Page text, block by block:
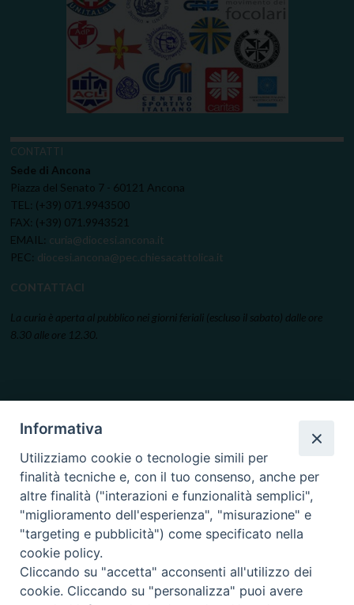
CONTATTI
Sede di Ancona
Piazza del Senato 7 - 60121 Ancona
TEL: (+39) 071.9943500
FAX: (+39) 071.9943521
EMAIL: curia@diocesi.ancona.it
PEC: diocesi.ancona@pec.chiesacattolica.it
CONTATTACI
La curia è aperta al pubblico nei giorni feriali (escluso il sabato) dalle ore
8.30 alle ore 12.30.
Informativa
Utilizziamo cookie o tecnologie simili per
finalità tecniche e, con il tuo consenso, anche per
altre finalità ("interazioni e funzionalità semplici",
"miglioramento dell'esperienza", "misurazione" e
"targeting e pubblicità") come specificato nella
cookie policy.
Cliccando su "accetta" acconsenti all'utilizzo dei
cookie. Cliccando su "personalizza" puoi avere